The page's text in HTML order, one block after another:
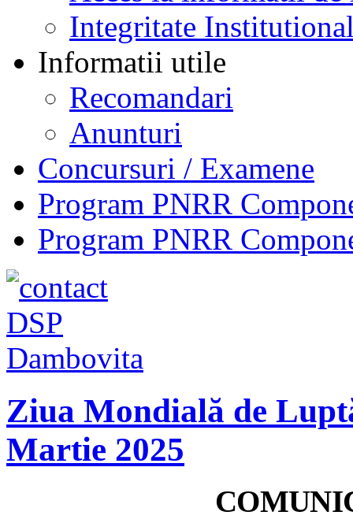
Integritate
Informatii utile
Recomandari
Anunturi
Concursuri / Examene
Program PNRR
Program PNRR
Ziua Mondială de
Martie 2025